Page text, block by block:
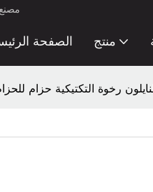
مصنع
الصفحة منتج
رخوة التكتيكية حزام